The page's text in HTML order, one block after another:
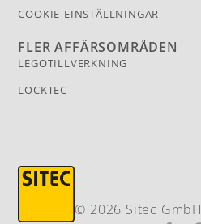
COOKIE-EINSTÄLLNINGAR
FLER AFFÄRSOMRÅDEN
LEGOTILLVERKNING
LOCKTEC
© 2026 Sitec GmbH